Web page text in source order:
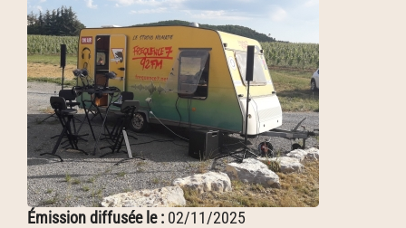
Émission diffusée le : 02/11/2025